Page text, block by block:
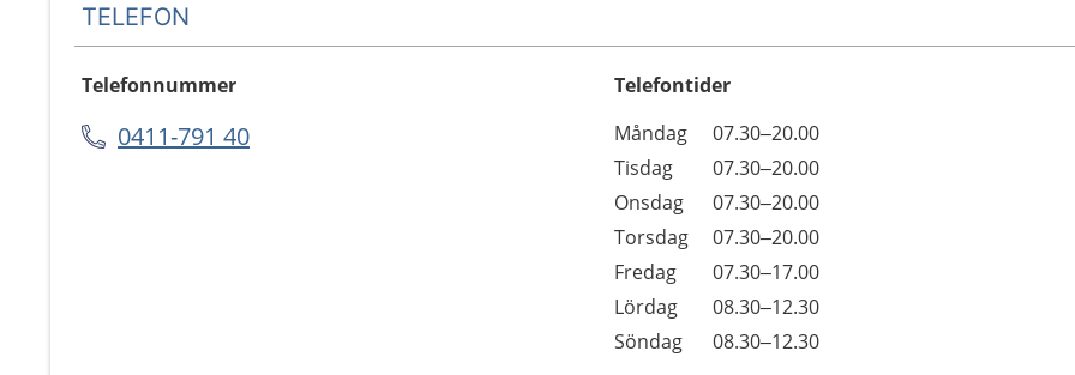
TELEFON
Telefonnummer
0411-791 40
Telefontider
Dag
Öppettider
Kommentarer
Måndag
07.30–20.00
Tisdag
07.30–20.00
Onsdag
07.30–20.00
Torsdag
07.30–20.00
Fredag
07.30–17.00
Lördag
08.30–12.30
Söndag
08.30–12.30